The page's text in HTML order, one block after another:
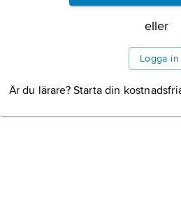
eller
Logga in
Är du lärare? Starta din